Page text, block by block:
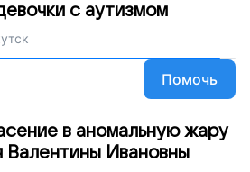
с аутизмом
Помочь
в аномальную жару
Валентины Ивановны